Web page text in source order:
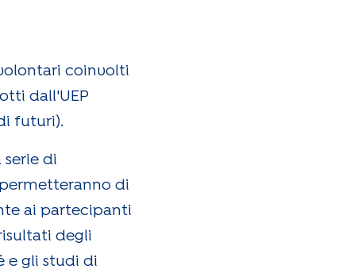
coinvolti
dall'UEP
futuri).
di
di
ai partecipanti
degli
e gli studi di